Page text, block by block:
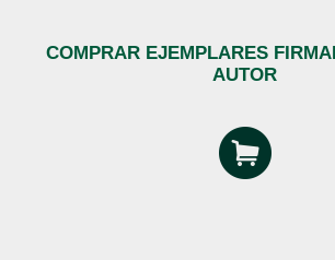
COMPRAR EJEMPLARES
AUTOR